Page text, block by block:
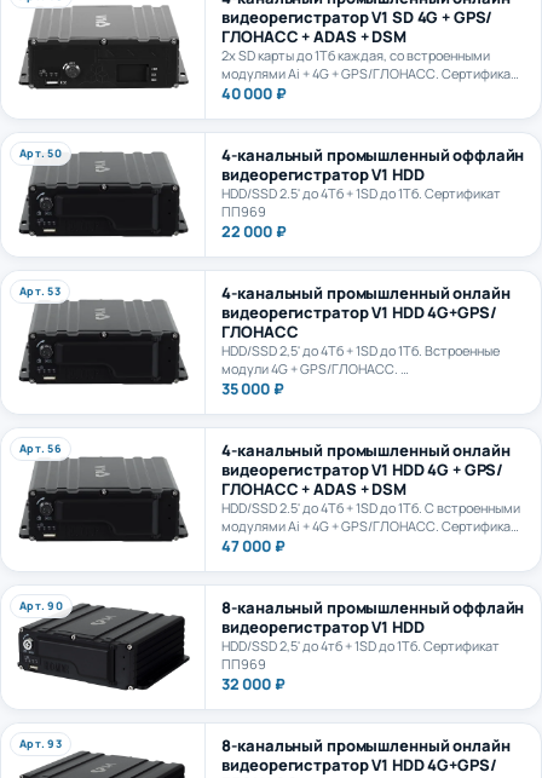
ГЛОНАСС + ADAS + DSM
2х SD карты до 1Тб каждая, со встроенными
модулями Ai + 4G + GPS/ГЛОНАСС. Сертификат
ПП969.
40 000 ₽
Арт. 50
4-канальный промышленный оффлайн
видеорегистратор V1 HDD
HDD/SSD 2.5' до 4Тб + 1SD до 1Тб. Сертификат
ПП969
22 000 ₽
Арт. 53
4-канальный промышленный онлайн
видеорегистратор V1 HDD 4G+GPS/
ГЛОНАСС
HDD/SSD 2,5' до 4Тб + 1SD до 1Тб. Встроенные
модули 4G + GPS/ГЛОНАСС.
Сертификат ПП969
35 000 ₽
Арт. 56
4-канальный промышленный онлайн
видеорегистратор V1 HDD 4G + GPS/
ГЛОНАСС + ADAS + DSM
HDD/SSD 2.5' до 4Тб + 1SD до 1Тб. С встроенными
модулями Ai + 4G + GPS/ГЛОНАСС. Сертификат
ПП969. Сертификат ИИ ГОСТ Р 70885-2023
47 000 ₽
Арт. 90
8-канальный промышленный оффлайн
видеорегистратор V1 HDD
HDD/SSD 2,5' до 4тб + 1SD до 1Тб. Сертификат
ПП969
32 000 ₽
Арт. 93
8-канальный промышленный онлайн
видеорегистратор V1 HDD 4G+GPS/
ГЛОНАСС